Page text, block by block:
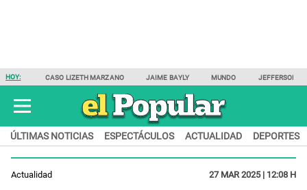
HOY: CASO LIZETH MARZANO JAIME BAYLY MUNDO JEFFERSON
ÚLTIMAS NOTICIAS ESPECTÁCULOS ACTUALIDAD DEPORTES
Actualidad 27 MAR 2025 | 12:08 H